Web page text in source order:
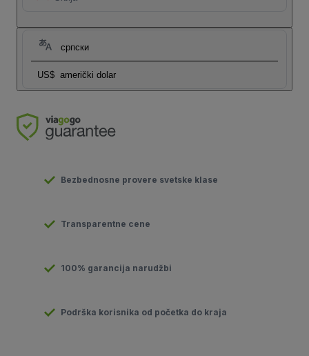
српски
US$ američki dolar
Bezbednosne provere svetske klase
Transparentne cene
100% garancija narudžbi
Podrška korisnika od početka do kraja